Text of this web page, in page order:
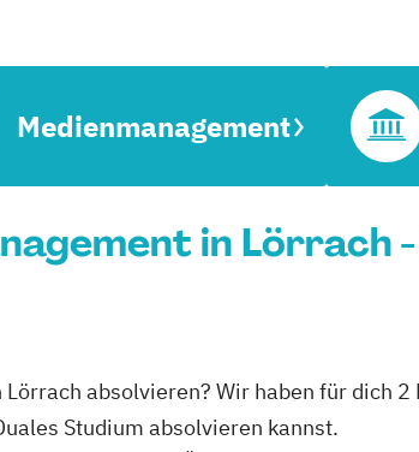
Medienmanagement
in Lörrach
absolvieren? Wir haben für dich 2
Studium absolvieren kannst.